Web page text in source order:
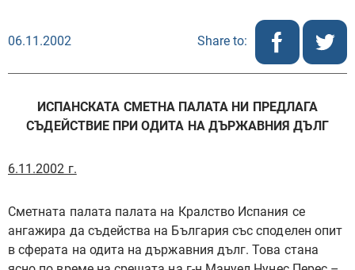
06.11.2002 Share to:
ИСПАНСКАТА СМЕТНА ПАЛАТА НИ ПРЕДЛАГА
СЪДЕЙСТВИЕ ПРИ ОДИТА НА ДЪРЖАВНИЯ ДЪЛГ
6.11.2002 г.
Сметната палата палата на Кралство Испания се
ангажира да съдейства на България със споделен опит
в сферата на одита на държавния дълг. Това стана